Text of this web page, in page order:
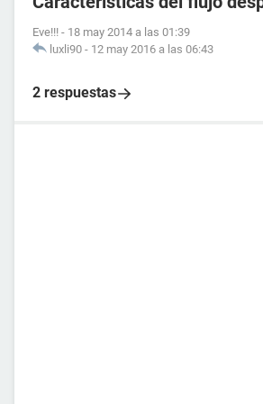
Eve!!! - 18 may 2014 a las 01:39
luxli90 - 12 may 2016 a las 06:43
2 respuestas